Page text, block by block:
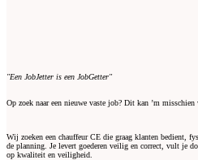
"Een JobJetter is een JobGetter"
Op zoek naar een nieuwe vaste job? Dit kan ’m
Wij zoeken een chauffeur CE die graag klanten bedient,
de planning. Je levert goederen veilig en correct, vult je
op kwaliteit en veiligheid.